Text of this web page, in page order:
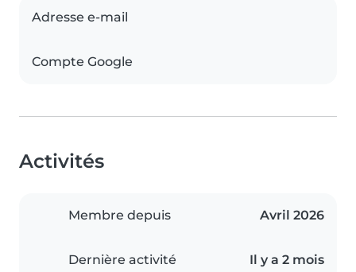
Adresse e-mail
Compte Google
Activités
Membre depuis Avril 2026
Dernière activité Il y a 2 mois